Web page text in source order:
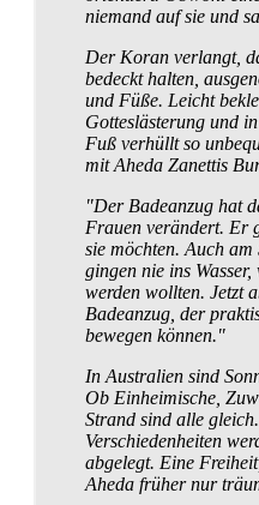
niemand auf sie und
Der Koran verlangt,
bedeckt halten,
und Füße. Leicht
Gottes­lästerung und
Fuß verhüllt so
mit Aheda Zanettis
"Der Badeanzug hat
Frauen verändert. Er
sie möchten. Auch
gingen nie ins
werden wollten. Jetzt
Badeanzug, der
bewegen können."
In Australien sind
Ob Einheimische,
Strand sind alle
Verschiedenheiten
abgelegt. Eine
Aheda früher nur